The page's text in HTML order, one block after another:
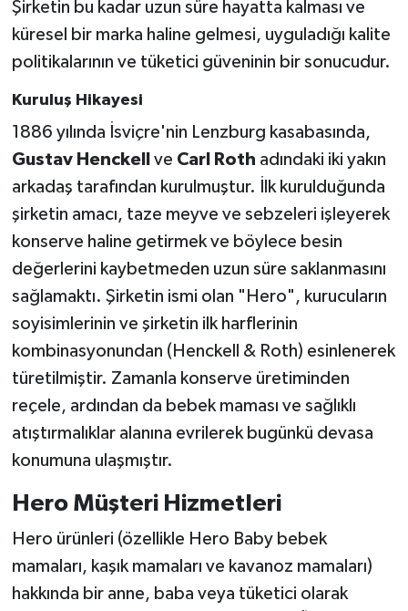
Şirketin bu kadar uzun süre hayatta kalması ve
küresel bir marka haline gelmesi, uyguladığı kalite
politikalarının ve tüketici güveninin bir sonucudur.
Kuruluş Hikayesi
1886 yılında İsviçre'nin Lenzburg kasabasında,
Gustav Henckell
ve Carl Roth adındaki iki yakın
arkadaş tarafından kurulmuştur. İlk kurulduğunda
şirketin amacı, taze meyve ve sebzeleri işleyerek
konserve haline getirmek ve böylece besin
değerlerini kaybetmeden uzun süre saklanmasını
sağlamaktı. Şirketin ismi olan "Hero", kurucuların
soyisimlerinin ve şirketin ilk harflerinin
kombinasyonundan (Henckell & Roth) esinlenerek
türetilmiştir. Zamanla konserve üretiminden
reçele, ardından da bebek maması ve sağlıklı
atıştırmalıklar alanına evrilerek bugünkü devasa
konumuna ulaşmıştır.
Hero Müşteri Hizmetleri
Hero ürünleri (özellikle Hero Baby bebek
mamaları, kaşık mamaları ve kavanoz mamaları)
hakkında bir anne, baba veya tüketici olarak